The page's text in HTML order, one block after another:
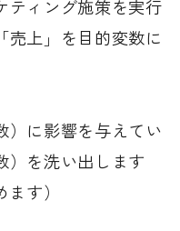
ティング施策を実行
売上」を目的変数に
に影響を与えてい
）を洗い出します
す）